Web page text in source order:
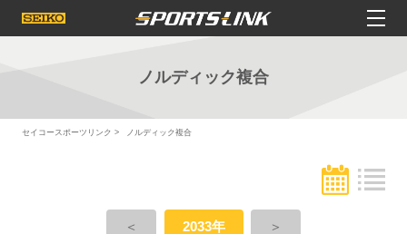
ノルディック複合
セイコースポーツリンク ノルディック複合
＜ 2033年 ＞